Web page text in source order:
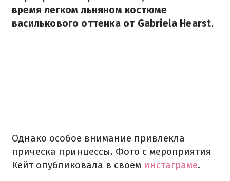
время легком льняном костюме
василькового оттенка от Gabriela Hearst.
Однако особое внимание привлекла
прическа принцессы. Фото с мероприятия
Кейт опубликовала в своем инстаграме.